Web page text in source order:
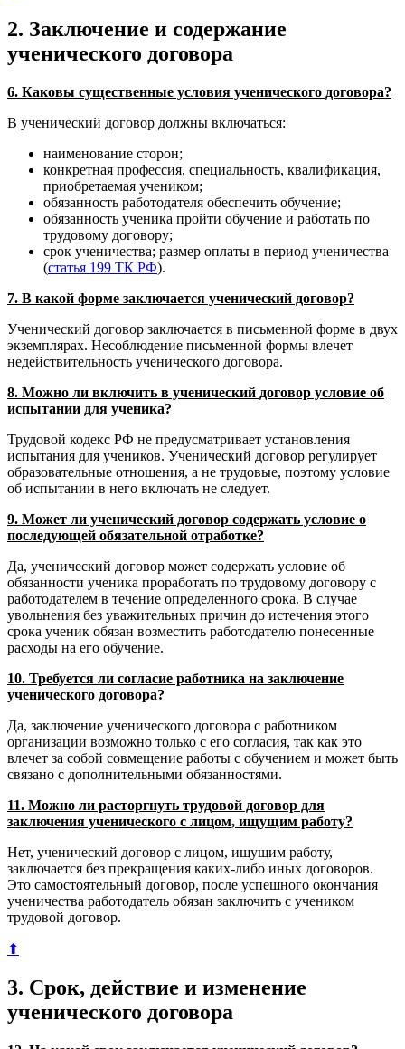
2. Заключение и содержание
ученического договора
6. Каковы существенные условия ученического договора?
В ученический договор должны включаться:
наименование сторон;
конкретная профессия, специальность, квалификация,
приобретаемая учеником;
обязанность работодателя обеспечить обучение;
обязанность ученика пройти обучение и работать по
трудовому договору;
срок ученичества; размер оплаты в период ученичества
(статья 199 ТК РФ).
7. В какой форме заключается ученический договор?
Ученический договор заключается в письменной форме в двух
экземплярах. Несоблюдение письменной формы влечет
недействительность ученического договора.
8. Можно ли включить в ученический договор условие об
испытании для ученика?
Трудовой кодекс РФ не предусматривает установления
испытания для учеников. Ученический договор регулирует
образовательные отношения, а не трудовые, поэтому условие
об испытании в него включать не следует.
9. Может ли ученический договор содержать условие о
последующей обязательной отработке?
Да, ученический договор может содержать условие об
обязанности ученика проработать по трудовому договору с
работодателем в течение определенного срока. В случае
увольнения без уважительных причин до истечения этого
срока ученик обязан возместить работодателю понесенные
расходы на его обучение.
10. Требуется ли согласие работника на заключение
ученического договора?
Да, заключение ученического договора с работником
организации возможно только с его согласия, так как это
влечет за собой совмещение работы с обучением и может быть
связано с дополнительными обязанностями.
11. Можно ли расторгнуть трудовой договор для
заключения ученического с лицом, ищущим работу?
Нет, ученический договор с лицом, ищущим работу,
заключается без прекращения каких-либо иных договоров.
Это самостоятельный договор, после успешного окончания
ученичества работодатель обязан заключить с учеником
трудовой договор.
⬆
3. Срок, действие и изменение
ученического договора